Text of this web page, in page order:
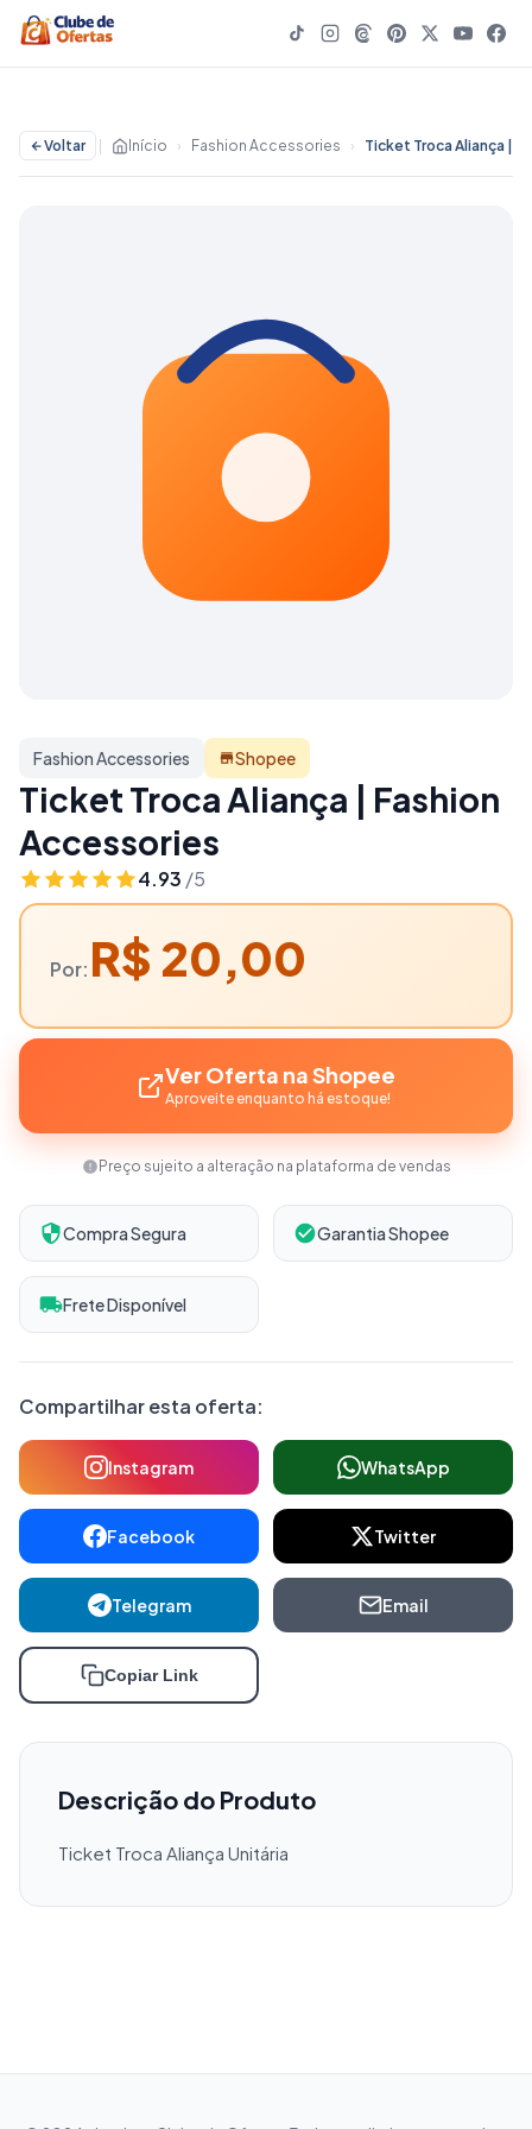
Voltar Início › Fashion Accessories ›
Fashion Accessories Shopee
Ticket Troca Aliança | Fashion
Accessories
4.93 /5
Por: R$ 20,00
Ver Oferta na Shopee
Aproveite enquanto há estoque!
Preço sujeito a alteração na plataforma de vendas
Compra Segura Garantia Shopee
Frete Disponível
Compartilhar esta oferta:
Instagram WhatsApp
Facebook Twitter
Telegram Email
Copiar Link
Descrição do Produto
Ticket Troca Aliança Unitária